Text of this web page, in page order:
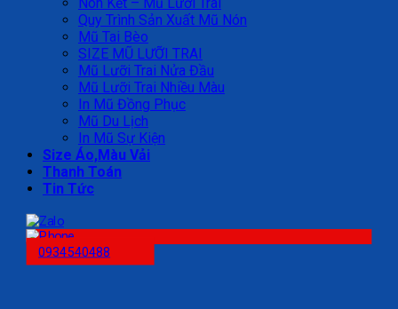
Quy Trình Sản Xuất Mũ Nón
Mũ Tai Bèo
SIZE MŨ LƯỠI TRAI
Mũ Lưỡi Trai Nửa Đầu
Mũ Lưỡi Trai Nhiều Màu
In Mũ Đồng Phục
Mũ Du Lịch
In Mũ Sự Kiện
Size Áo,Màu Vải
Thanh Toán
Tin Tức
0934540488